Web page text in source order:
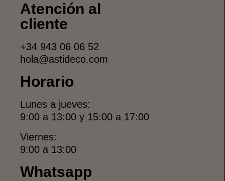
Atención al
cliente
+34 943 06 06 52
hola@astideco.com
Horario
Lunes a jueves:
9:00 a 13:00 y 15:00 a 17:00
Viernes:
9:00 a 13:00
Whatsapp